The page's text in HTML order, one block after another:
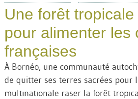
Une forêt
pour alimenter les
françaises
À Bornéo, une communauté
de quitter ses terres sacrées pour
multinationale raser la forêt